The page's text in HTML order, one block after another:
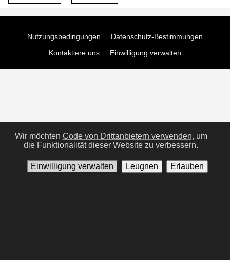
Nutzungsbedingungen
Datenschutz-Bestimmungen
Kontaktiere uns
Einwilligung verwalten
Wir möchten Code von Drittanbietern verwenden, um
die Funktionalität dieser Website zu verbessern.
Einwilligung verwalten Leugnen Erlauben